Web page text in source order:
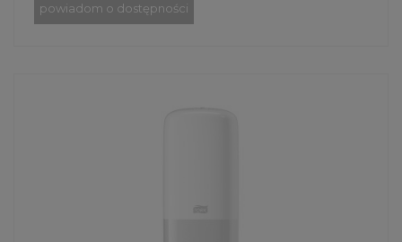
powiadom o dostępności